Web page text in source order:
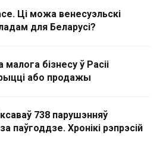
Ці можа венесуэльскі
для Беларусі?
бізнесу ў Расіі
або продажы
738 парушэнняў
паўгоддзе. Хронікі рэпрэсій